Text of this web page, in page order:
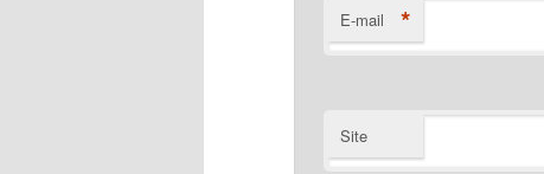
E-mail *
Site